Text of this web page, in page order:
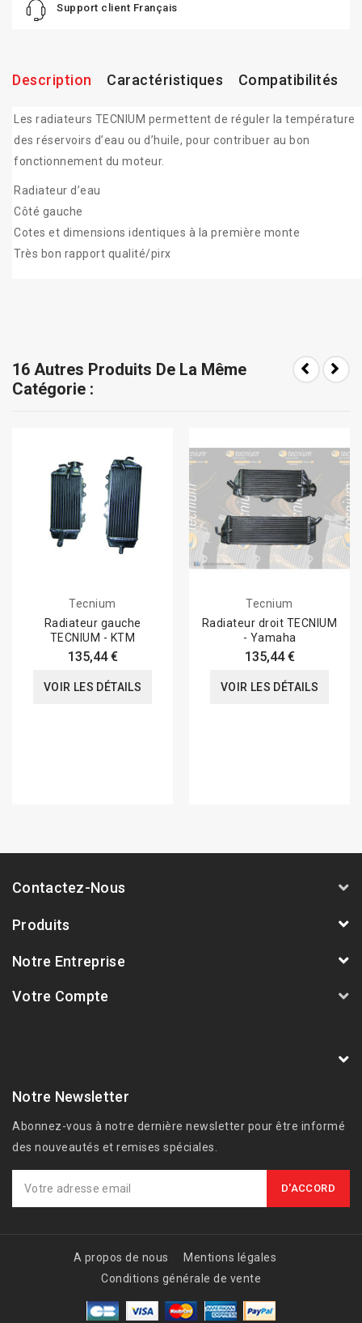
Support client Français
Description Caractéristiques Compatibilités
Les radiateurs TECNIUM permettent de réguler la température
des réservoirs d’eau ou d’huile, pour contribuer au bon
fonctionnement du moteur.
Radiateur d’eau
Côté gauche
Cotes et dimensions identiques à la première monte
Très bon rapport qualité/pirx
16 Autres Produits De La Même
Catégorie :
Tecnium
Radiateur gauche
TECNIUM - KTM
135,44 €
VOIR LES DÉTAILS
Tecnium
Radiateur droit TECNIUM
- Yamaha
135,44 €
VOIR LES DÉTAILS
Contactez-Nous
Produits
Notre Entreprise
Votre Compte
Notre Newsletter
Abonnez-vous à notre dernière newsletter pour être informé
des nouveautés et remises spéciales.
A propos de nous
Mentions légales
Conditions générale de vente